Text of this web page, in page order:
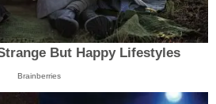
But Happy Lifestyles
Brainberries